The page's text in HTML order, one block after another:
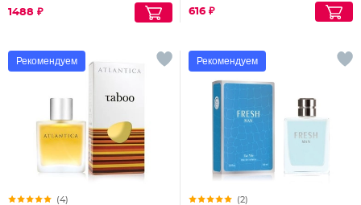
1488 ₽ 616 ₽
Рекомендуем
(4)
Рекомендуем
(2)